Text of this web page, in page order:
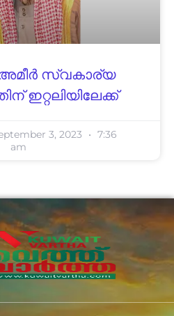
സ്വകാര്യ
ഇറ്റലിയിലേക്ക്
3, 2023
7:36
am